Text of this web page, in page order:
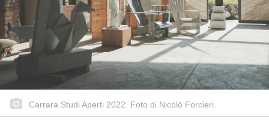
Carrara Studi Aperti 2022. Foto di Nicolò Forcieri.